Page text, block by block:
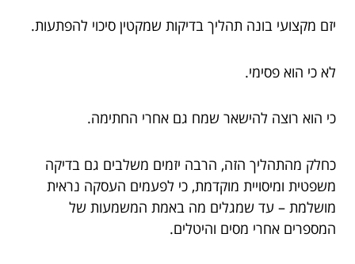
יזם מקצועי בונה תהליך בדיקות שמקטין סיכוי להפתעות.
לא כי הוא פסימי.
כי הוא רוצה להישאר שמח גם אחרי החתימה.
כחלק מהתהליך הזה, הרבה יזמים משלבים גם בדיקה
משפטית ומיסויית מוקדמת, כי לפעמים העסקה נראית
מושלמת – עד שמגלים מה באמת המשמעות של
המספרים אחרי מסים והיטלים.